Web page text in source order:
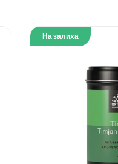
На залиха